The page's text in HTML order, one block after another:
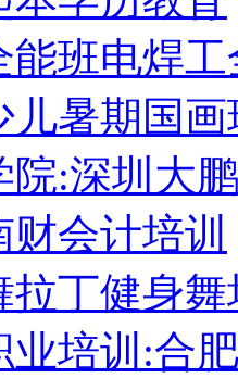
能班电焊
儿暑期国
院:深圳大
会计培训
拉丁健身舞
业培训:合